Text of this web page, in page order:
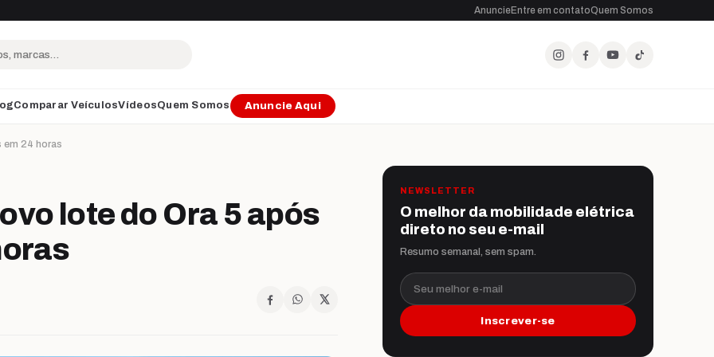
AnuncieEntre em contatoQuem Somos
Comparar VeículosVídeosQuem Somos Anuncie Aqui
em 24 horas
lote do Ora 5 após
NEWSLETTER
O melhor da mobilidade elétrica
direto no seu e-mail
Resumo semanal, sem spam.
Seu melhor e-mail
Inscrever-se